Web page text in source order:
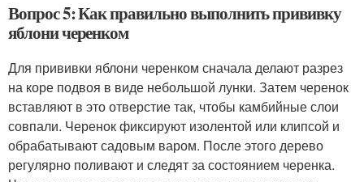
Вопрос 5: Как правильно выполнить прививку
яблони черенком
Для прививки яблони черенком сначала делают разрез
на коре подвоя в виде небольшой лунки. Затем черенок
вставляют в это отверстие так, чтобы камбийные слои
совпали. Черенок фиксируют изолентой или клипсой и
обрабатывают садовым варом. После этого дерево
регулярно поливают и следят за состоянием черенка.